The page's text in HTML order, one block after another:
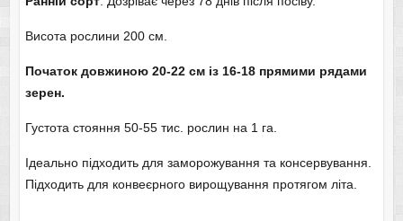
Висота рослини 200 см.
Початок довжиною 20-22 см із 16-18 прямими рядами
зерен.
Густота стояння 50-55 тис. рослин на 1 га.
Ідеально підходить для заморожування та консервування.
Підходить для конвеєрного вирощування протягом літа.